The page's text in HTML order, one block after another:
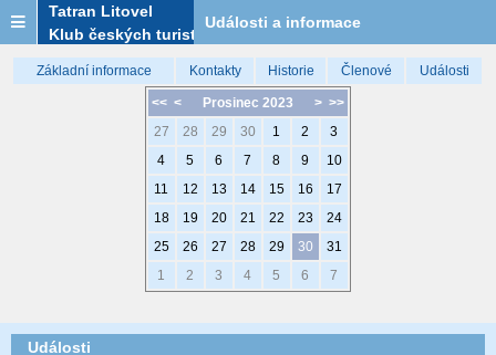
Tatran Litovel
Klub českých turistů
Události a informace
Základní informace Kontakty Historie Členové Události
<< < > >>
Prosinec 2023
27
28 29 30 1 2
3
4
5 6 7 8 9
10
11
12 13 14 15 16
17
18
19 20 21 22 23
24
25
26 27 28 29 30
31
1
2 3 4 5 6 7
Události